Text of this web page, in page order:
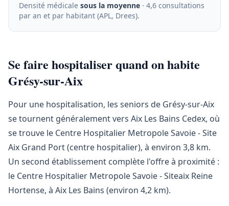
Densité médicale sous la moyenne · 4,6 consultations
par an et par habitant (APL, Drees).
Se faire hospitaliser quand on habite
Grésy-sur-Aix
Pour une hospitalisation, les seniors de Grésy-sur-Aix
se tournent généralement vers Aix Les Bains Cedex, où
se trouve le Centre Hospitalier Metropole Savoie - Site
Aix Grand Port (centre hospitalier), à environ 3,8 km.
Un second établissement complète l'offre à proximité :
le Centre Hospitalier Metropole Savoie - Siteaix Reine
Hortense, à Aix Les Bains (environ 4,2 km).